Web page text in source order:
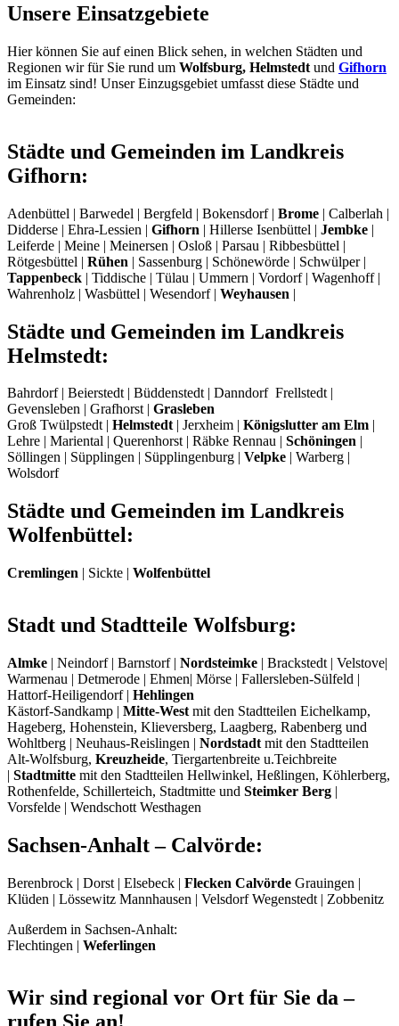
Unsere Einsatzgebiete
Hier können Sie auf einen Blick sehen, in welchen Städten und
Regionen wir für Sie rund um Wolfsburg, Helmstedt und Gifhorn
im Einsatz sind! Unser Einzugsgebiet umfasst diese Städte und
Gemeinden:
Städte und Gemeinden im Landkreis
Gifhorn:
Adenbüttel | Barwedel | Bergfeld | Bokensdorf | Brome | Calberlah |
Didderse | Ehra-Lessien | Gifhorn | Hillerse Isenbüttel | Jembke |
Leiferde | Meine | Meinersen | Osloß | Parsau | Ribbesbüttel |
Rötgesbüttel | Rühen | Sassenburg | Schönewörde | Schwülper |
Tappenbeck | Tiddische | Tülau | Ummern | Vordorf | Wagenhoff |
Wahrenholz | Wasbüttel | Wesendorf | Weyhausen |
Städte und Gemeinden im Landkreis
Helmstedt:
Bahrdorf | Beierstedt | Büddenstedt | Danndorf Frellstedt |
Gevensleben | Grafhorst | Grasleben
Groß Twülpstedt | Helmstedt| Jerxheim | Königslutter am Elm |
Lehre | Mariental | Querenhorst | Räbke Rennau | Schöningen |
Söllingen | Süpplingen | Süpplingenburg | Velpke | Warberg |
Wolsdorf
Städte und Gemeinden im Landkreis
Wolfenbüttel:
Cremlingen | Sickte | Wolfenbüttel
Stadt und Stadtteile Wolfsburg:
Almke | Neindorf | Barnstorf | Nordsteimke | Brackstedt | Velstove|
Warmenau | Detmerode | Ehmen| Mörse | Fallersleben-Sülfeld |
Hattorf-Heiligendorf | Hehlingen
Kästorf-Sandkamp | Mitte-West mit den Stadtteilen Eichelkamp,
Hageberg, Hohenstein, Klieversberg, Laagberg, Rabenberg und
Wohltberg | Neuhaus-Reislingen | Nordstadt mit den Stadtteilen
Alt-Wolfsburg, Kreuzheide, Tiergartenbreite u.Teichbreite
| Stadtmitte mit den Stadtteilen Hellwinkel, Heßlingen, Köhlerberg,
Rothenfelde, Schillerteich, Stadtmitte und Steimker Berg |
Vorsfelde | Wendschott Westhagen
Sachsen-Anhalt – Calvörde:
Berenbrock | Dorst | Elsebeck | Flecken Calvörde Grauingen |
Klüden | Lössewitz Mannhausen | Velsdorf Wegenstedt | Zobbenitz
Außerdem in Sachsen-Anhalt:
Flechtingen | Weferlingen
Wir sind regional vor Ort für Sie da –
rufen Sie an!